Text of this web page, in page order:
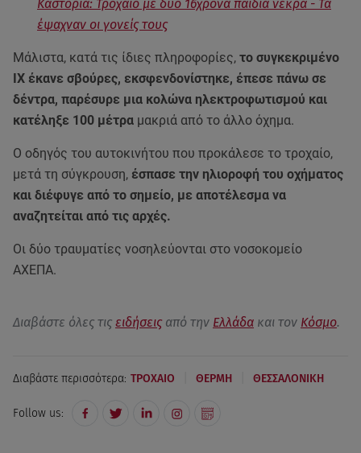
Καστοριά: Τροχαίο με δύο 16χρονα παιδιά νεκρά - Τα
έψαχναν οι γονείς τους
Μάλιστα, κατά τις ίδιες πληροφορίες, το συγκεκριμένο
ΙΧ έκανε σβούρες, εκσφενδονίστηκε, έπεσε πάνω σε
δέντρα, παρέσυρε μια κολώνα ηλεκτροφωτισμού και
κατέληξε 100 μέτρα μακριά από το άλλο όχημα.
Ο οδηγός του αυτοκινήτου που προκάλεσε το τροχαίο,
μετά τη σύγκρουση, έσπασε την ηλιοροφή του οχήματος
και διέφυγε από το σημείο, με αποτέλεσμα να
αναζητείται από τις αρχές.
Οι δύο τραυματίες νοσηλεύονται στο νοσοκομείο
ΑΧΕΠΑ.
Διαβάστε όλες τις ειδήσεις από την Ελλάδα και τον Κόσμο.
Διαβάστε περισσότερα: ΤΡΟΧΑΙΟ ΘΕΡΜΗ ΘΕΣΣΑΛΟΝΙΚΗ
Follow us: